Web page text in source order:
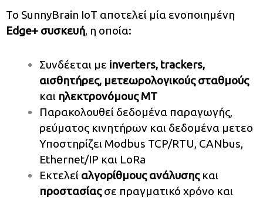
Το SunnyBrain IoT αποτελεί μία ενοποιημένη
Εdge+ συσκευή, η οποία:
Συνδέεται με inverters, trackers,
αισθητήρες, μετεωρολογικούς σταθμούς
και ηλεκτρονόμους ΜΤ
Παρακολουθεί δεδομένα παραγωγής,
ρεύματος κινητήρων και δεδομένα μετεο
Υποστηρίζει Modbus TCP/RTU, CANbus,
Ethernet/IP και LoRa
Εκτελεί αλγορίθμους ανάλυσηςκαι
προστασίαςσε πραγματικό χρόνο και